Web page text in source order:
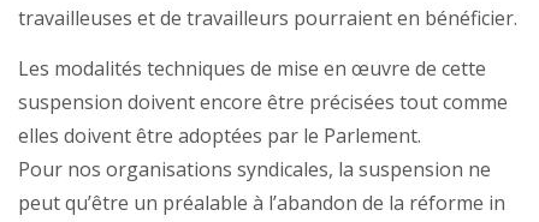
travailleuses et de travailleurs pourraient en bénéficier.
Les modalités techniques de mise en œuvre de cette
suspension doivent encore être précisées tout comme
elles doivent être adoptées par le Parlement.
Pour nos organisations syndicales, la suspension ne
peut qu’être un préalable à l’abandon de la réforme in